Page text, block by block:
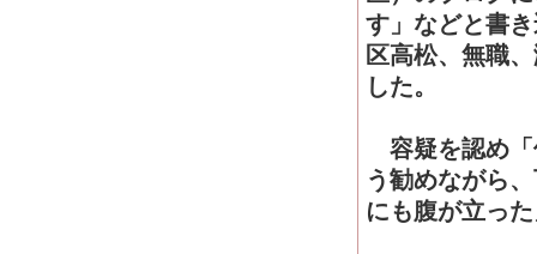
す」などと書
区高松、無職
した。
容疑を認め「
う勧めながら
にも腹が立っ